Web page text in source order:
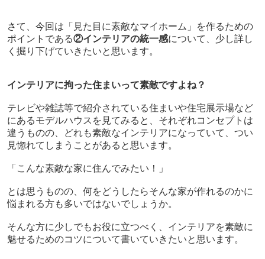
さて、今回は「見た目に素敵なマイホーム」を作るための
ポイントである②インテリアの統一感について、少し詳し
く掘り下げていきたいと思います。
インテリアに拘った住まいって素敵ですよね？
テレビや雑誌等で紹介されている住まいや住宅展示場など
にあるモデルハウスを見てみると、それぞれコンセプトは
違うものの、どれも素敵なインテリアになっていて、つい
見惚れてしまうことがあると思います。
「こんな素敵な家に住んでみたい！」
とは思うものの、何をどうしたらそんな家が作れるのかに
悩まれる方も多いではないでしょうか。
そんな方に少しでもお役に立つべく、 インテリアを素敵に
魅せるためのコツについて書いていきたいと思います。